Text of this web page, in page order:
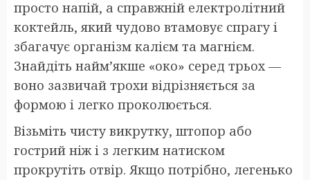
просто напій, а справжній електролітний
коктейль, який чудово втамовує спрагу і
збагачує організм калієм та магнієм.
Знайдіть найм’якше «око» серед трьох —
воно зазвичай трохи відрізняється за
формою і легко проколюється.
Візьміть чисту викрутку, штопор або
гострий ніж і з легким натиском
прокрутіть отвір. Якщо потрібно, легенько